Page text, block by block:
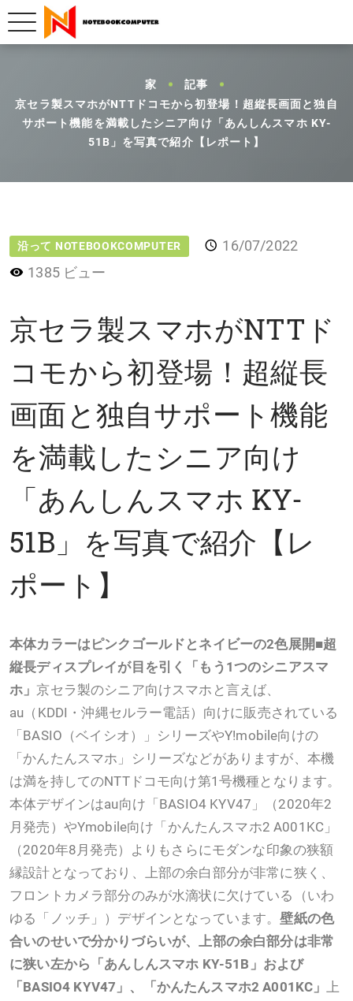
家
記事
京セラ製スマホがNTTドコモから初登場！超縦長画面と独自
サポート機能を満載したシニア向け「あんしんスマホ KY-
51B」を写真で紹介【レポート】
沿って NOTEBOOKCOMPUTER
16/07/2022
1385 ビュー
京セラ製スマホがNTTド
コモから初登場！超縦長
画面と独自サポート機能
を満載したシニア向け
「あんしんスマホ KY-
51B」を写真で紹介【レ
ポート】
本体カラーはピンクゴールドとネイビーの2色展開■超
縦長ディスプレイが目を引く「もう1つのシニアスマ
ホ」 京セラ製のシニア向けスマホと言えば、
au（KDDI・沖縄セルラー電話）向けに販売されている
「BASIO（ベイシオ）」シリーズやY!mobile向けの
「かんたんスマホ」シリーズなどがありますが、本機
は満を持してのNTTドコモ向け第1号機種となります。
本体デザインはau向け「BASIO4 KYV47」（2020年2
月発売）やYmobile向け「かんたんスマホ2 A001KC」
（2020年8月発売）よりもさらにモダンな印象の狭額
縁設計となっており、上部の余白部分が非常に狭く、
フロントカメラ部分のみが水滴状に欠けている（いわ
ゆる「ノッチ」）デザインとなっています。壁紙の色
合いのせいで分かりづらいが、上部の余白部分は非常
に狭い左から「あんしんスマホ KY-51B」および
「BASIO4 KYV47」、「かんたんスマホ2 A001KC」上